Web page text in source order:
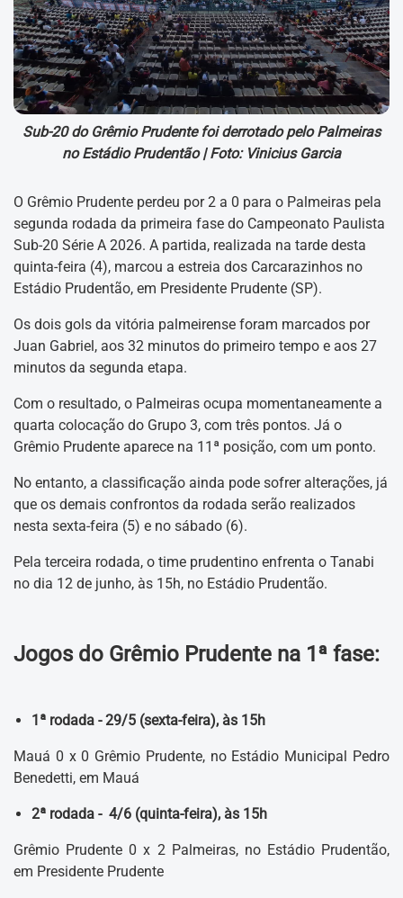
Sub-20 do Grêmio Prudente foi derrotado pelo Palmeiras
no Estádio Prudentão | Foto: Vinicius Garcia
O Grêmio Prudente perdeu por 2 a 0 para o Palmeiras pela
segunda rodada da primeira fase do Campeonato Paulista
Sub-20 Série A 2026. A partida, realizada na tarde desta
quinta-feira (4), marcou a estreia dos Carcarazinhos no
Estádio Prudentão, em Presidente Prudente (SP).
Os dois gols da vitória palmeirense foram marcados por
Juan Gabriel, aos 32 minutos do primeiro tempo e aos 27
minutos da segunda etapa.
Com o resultado, o Palmeiras ocupa momentaneamente a
quarta colocação do Grupo 3, com três pontos. Já o
Grêmio Prudente aparece na 11ª posição, com um ponto.
No entanto, a classificação ainda pode sofrer alterações, já
que os demais confrontos da rodada serão realizados
nesta sexta-feira (5) e no sábado (6).
Pela terceira rodada, o time prudentino enfrenta o Tanabi
no dia 12 de junho, às 15h, no Estádio Prudentão.
Jogos do Grêmio Prudente na 1ª fase:
1ª rodada - 29/5 (sexta-feira), às 15h
Mauá 0 x 0 Grêmio Prudente, no Estádio Municipal Pedro
Benedetti, em Mauá
2ª rodada - 4/6 (quinta-feira), às 15h
Grêmio Prudente 0 x 2 Palmeiras, no Estádio Prudentão,
em Presidente Prudente